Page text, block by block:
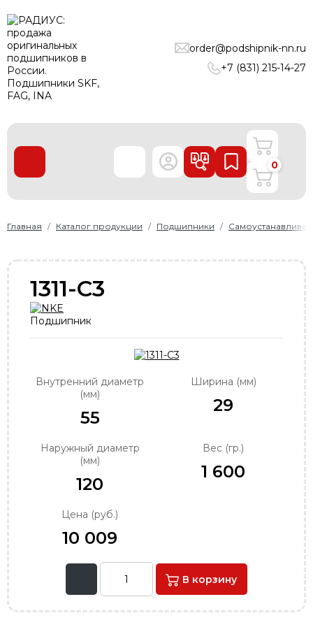
order@podshipnik-nn.ru
+7 (831) 215-14-27
ПОДШИПНИКИ
ЛИНЕЙНЫЕ ТЕХНОЛОГИИ
РЕМНИ
О нас
Доставка и оплата
+7 (831) 215-14-27
order@podshipnik-nn.ru
0
Главная Каталог продукции Подшипники
1311-C3
Подшипник
Внутренний диаметр
(мм)
55
Ширина (мм)
29
Наружный диаметр
(мм)
120
Вес (гр.)
1 600
Цена (руб.)
10 009
В корзину